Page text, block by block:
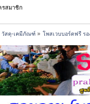
รสมาชิก
วัสดุ-เคมีภัณฑ์ » โพสเวบบอร์ดฟรี รอ